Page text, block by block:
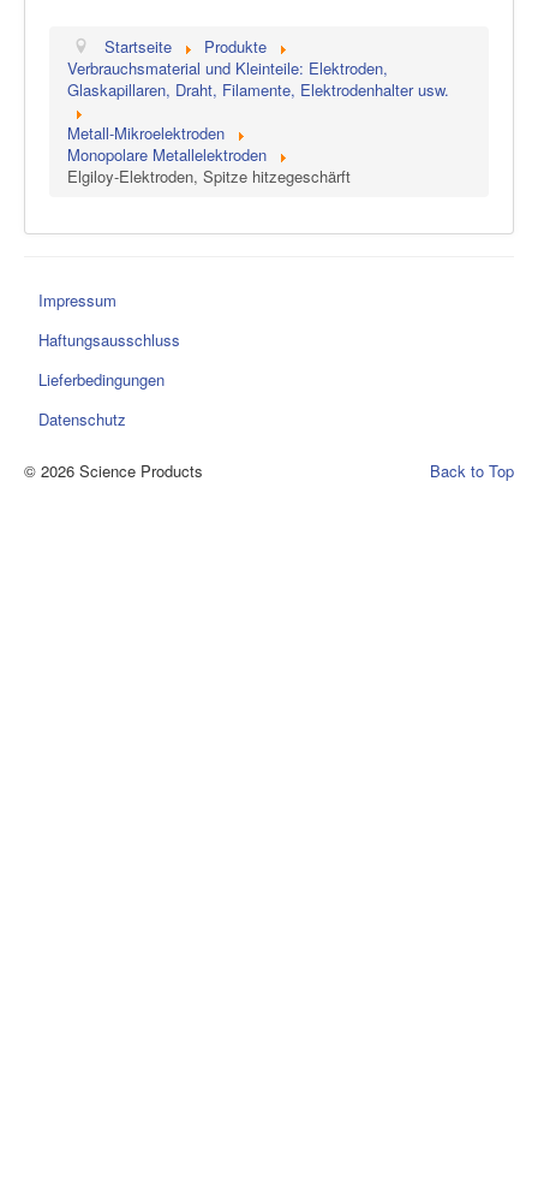
Startseite
Produkte
Verbrauchsmaterial und Kleinteile: Elektroden,
Glaskapillaren, Draht, Filamente, Elektrodenhalter usw.
Metall-Mikroelektroden
Monopolare Metallelektroden
Elgiloy-Elektroden, Spitze hitzegeschärft
Impressum
Haftungsausschluss
Lieferbedingungen
Datenschutz
Back to Top
© 2026 Science Products